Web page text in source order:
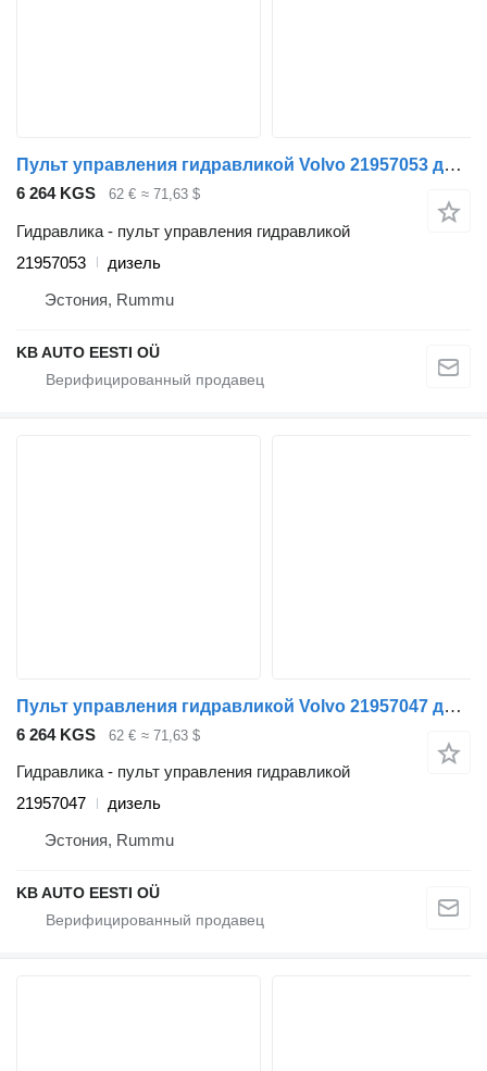
Пульт управления гидравликой Volvo 21957053 для грузовика Volvo FH12, FH16, NH12, FH, VNL780 (1993-2014)
6 264 KGS 62 € ≈ 71,63 $
Гидравлика - пульт управления гидравликой
21957053
дизель
Эстония, Rummu
KB AUTO EESTI OÜ
Пульт управления гидравликой Volvo 21957047 для грузовика Volvo FH12, FH16, NH12, FH, VNL780 (1993-2014)
6 264 KGS 62 € ≈ 71,63 $
Гидравлика - пульт управления гидравликой
21957047
дизель
Эстония, Rummu
KB AUTO EESTI OÜ